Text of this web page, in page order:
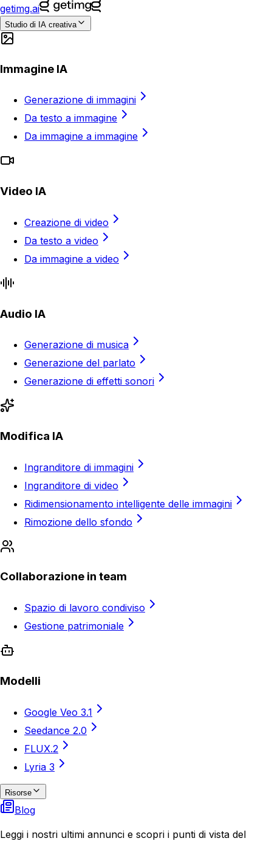
getimg.ai
Studio di IA creativa
Immagine IA
Generazione di immagini
Da testo a immagine
Da immagine a immagine
Video IA
Creazione di video
Da testo a video
Da immagine a video
Audio IA
Generazione di musica
Generazione del parlato
Generazione di effetti sonori
Modifica IA
Ingranditore di immagini
Ingranditore di video
Ridimensionamento intelligente delle immagini
Rimozione dello sfondo
Collaborazione in team
Spazio di lavoro condiviso
Gestione patrimoniale
Modelli
Google Veo 3.1
Seedance 2.0
FLUX.2
Lyria 3
Risorse
Blog
Leggi i nostri ultimi annunci e scopri i punti di vista del